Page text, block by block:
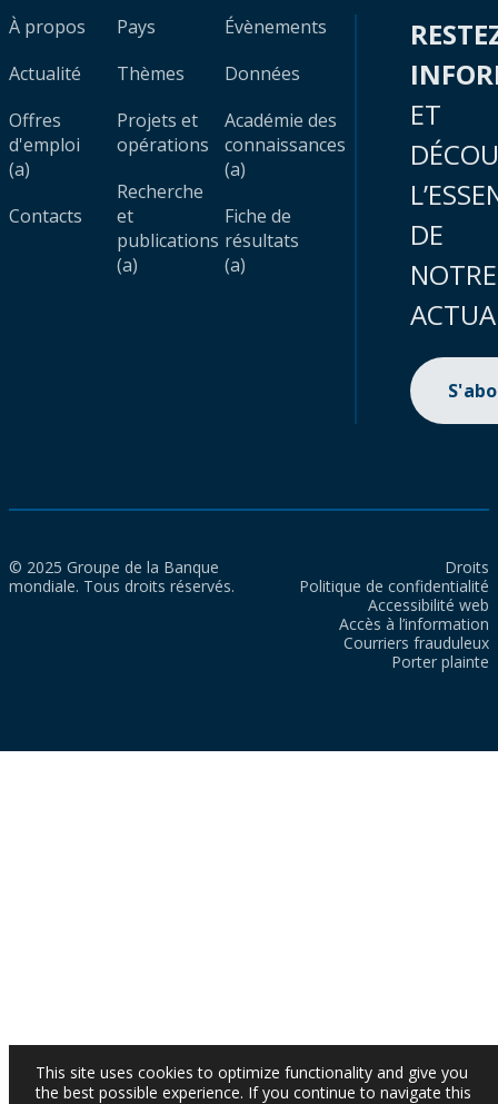
À propos
Actualité
Offres
d'emploi
(a)
Contacts
Pays
Thèmes
Projets et
opérations
Recherche
et
publications
(a)
Évènements
Données
Académie des
connaissances
(a)
Fiche de
résultats
(a)
ET
DE
NOTRE
© 2025 Groupe de la Banque
mondiale. Tous droits réservés.
Droits
Politique de confidentialité
Accessibilité web
Accès à l’information
Courriers frauduleux
Porter plainte
This site uses cookies to optimize functionality and give you
the best possible experience. If you continue to navigate this